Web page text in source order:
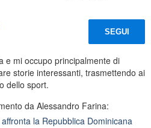
SEGUI
e mi occupo principalmente di
storie interessanti, trasmettendo ai
dello sport.
da Alessandro Farina:
la Repubblica Dominicana